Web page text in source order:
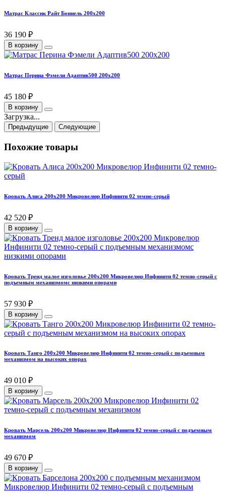
Матрас Классик Райт Боннель 200х200
36 190 ₽
В корзину
Матрас Перина Фэмели Адаптив500 200х200
45 180 ₽
В корзину
Загрузка...
Предыдущие Следующие
Похожие товары
Кровать Алиса 200х200 Микровелюр Инфинити 02 темно-серый
42 520 ₽
В корзину
Кровать Тренд малое изголовье 200х200 Микровелюр Инфинити 02 темно-серый с
подъемным механизмомс низкими опорами
57 930 ₽
В корзину
Кровать Танго 200х200 Микровелюр Инфинити 02 темно-серый с подъемным
механизмом на высоких опорах
49 010 ₽
В корзину
Кровать Марсель 200х200 Микровелюр Инфинити 02 темно-серый с подъемным
механизмом
49 670 ₽
В корзину